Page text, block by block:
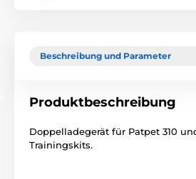
Beschreibung und Parameter
Produktbeschreibung
Doppelladegerät für Patpet 310
Trainingskits.